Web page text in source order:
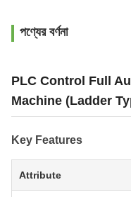
পণ্যের বর্ণনা
PLC Control Full
Machine (Ladder
Key Features
Attribute